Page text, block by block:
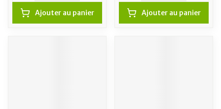
Ajouter au panier Ajouter au panier